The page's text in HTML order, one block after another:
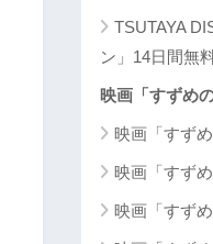
TSUTAYA
ン」14日間無
映画「すずめ
映画「すず
映画「すず
映画「すず